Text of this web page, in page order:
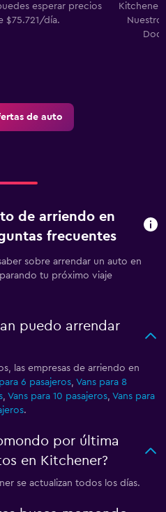
esperar precios
$75.721/día.
Kitchener
de auto
de arriendo en
frecuentes
sobre arrendar un auto en
tu próximo viaje
puedo arrendar
las empresas de arriendo en
6 pasajeros Vans para 8
Vans para 10 pasajeros Vans para
.
por última
en Kitchener?
se actualizan todos los días.